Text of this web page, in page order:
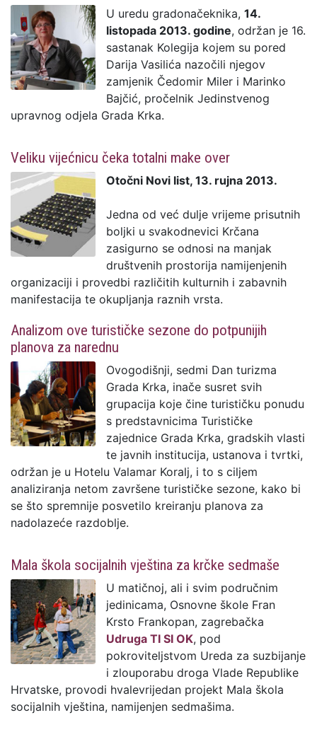
U uredu gradonačeknika, 14.
listopada 2013. godine, održan je 16.
sastanak Kolegija kojem su pored
Darija Vasilića nazočili njegov
zamjenik Čedomir Miler i Marinko
Bajčić, pročelnik Jedinstvenog
upravnog odjela Grada Krka.
Veliku vijećnicu čeka totalni make over
Otočni Novi list, 13. rujna 2013.
Jedna od već dulje vrijeme prisutnih
boljki u svakodnevici Krčana
zasigurno se odnosi na manjak
društvenih prostorija namijenjenih
organizaciji i provedbi različitih kulturnih i zabavnih
manifestacija te okupljanja raznih vrsta.
Analizom ove turističke sezone do potpunijih
planova za narednu
Ovogodišnji, sedmi Dan turizma
Grada Krka, inače susret svih
grupacija koje čine turističku ponudu
s predstavnicima Turističke
zajednice Grada Krka, gradskih vlasti
te javnih institucija, ustanova i tvrtki,
održan je u Hotelu Valamar Koralj, i to s ciljem
analiziranja netom završene turističke sezone, kako bi
se što spremnije posvetilo kreiranju planova za
nadolazeće razdoblje.
Mala škola socijalnih vještina za krčke sedmaše
U matičnoj, ali i svim područnim
jedinicama, Osnovne škole Fran
Krsto Frankopan, zagrebačka
Udruga TI SI OK, pod
pokroviteljstvom Ureda za suzbijanje
i zlouporabu droga Vlade Republike
Hrvatske, provodi hvalevrijedan projekt Mala škola
socijalnih vještina, namijenjen sedmašima.